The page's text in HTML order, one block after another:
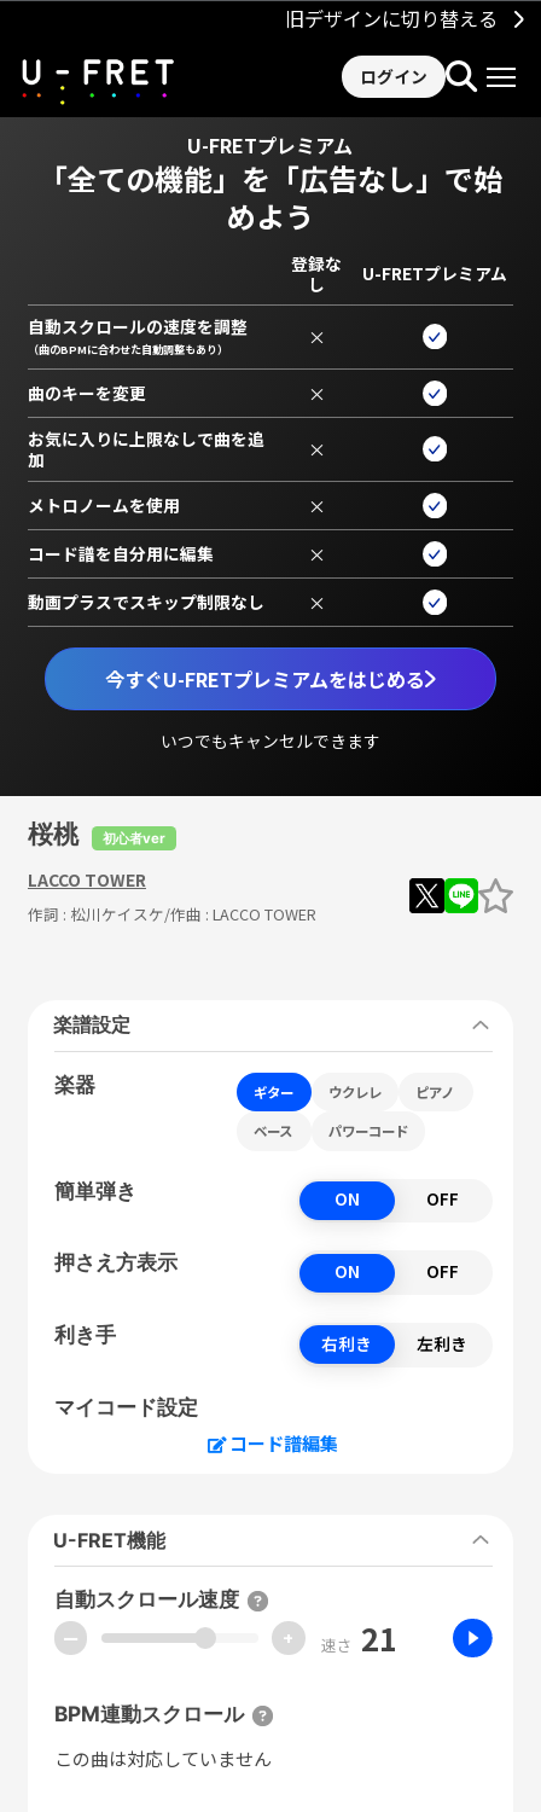
旧デザインに切り替える
ログイン
U-FRETプレミアム
「全ての機能」を 「広告なし」で始
めよう
今すぐU-FRETプレミアムをはじめる
いつでもキャンセルできます
登録な
し
U-FRETプレミアム
自動スクロールの速度を調整
（曲のBPMに合わせた自動調整もあり） ×
曲のキーを変更 ×
お気に入りに上限なしで曲を追
加
×
メトロノームを使用 ×
コード譜を自分用に編集 ×
動画プラスでスキップ制限なし ×
桜桃 初心者ver
LACCO TOWER
作詞 : 松川ケイスケ/作曲 : LACCO TOWER
楽譜設定
楽器 ギター ウクレレ ピアノ
ベース パワーコード
簡単弾き ON OFF
押さえ方表示 ON OFF
利き手 右利き 左利き
マイコード設定
コード譜編集
U-FRET機能
自動スクロール速度
ー + 速さ 21
BPM連動スクロール
この曲は対応していません